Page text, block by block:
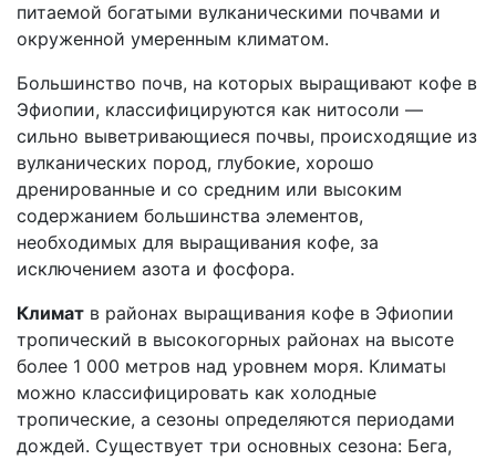
питаемой богатыми вулканическими почвами и
окруженной умеренным климатом.
Большинство почв, на которых выращивают кофе в
Эфиопии, классифицируются как нитосоли —
сильно выветривающиеся почвы, происходящие из
вулканических пород, глубокие, хорошо
дренированные и со средним или высоким
содержанием большинства элементов,
необходимых для выращивания кофе, за
исключением азота и фосфора.
Климат в районах выращивания кофе в Эфиопии
тропический в высокогорных районах на высоте
более 1 000 метров над уровнем моря. Климаты
можно классифицировать как холодные
тропические, а сезоны определяются периодами
дождей. Существует три основных сезона: Бега,